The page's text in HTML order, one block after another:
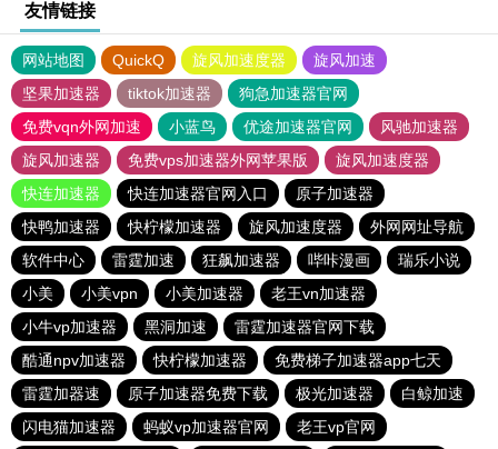
友情链接
网站地图 QuickQ 旋风加速度器
旋风加速
坚果加速器
tiktok加速器
狗急加速器官网
免费vqn外网加速
小蓝鸟 优途加速器官网
风驰加速器
旋风加速器
免费vps加速器外网苹果版
旋风加速度器
快连加速器
快连加速器官网入口
原子加速器
快鸭加速器
快柠檬加速器 旋风加速度器
外网网址导航
软件中心
雷霆加速 狂飙加速器 哔咔漫画
瑞乐小说
小美
小美vpn 小美加速器
老王vn加速器
小牛vp加速器
黑洞加速
雷霆加速器官网下载
酷通npv加速器
快柠檬加速器
免费梯子加速器app七天
雷霆加器速
原子加速器免费下载 极光加速器
白鲸加速
闪电猫加速器
蚂蚁vp加速器官网 老王vp官网